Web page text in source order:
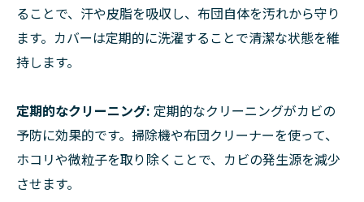
ることで、汗や皮脂を吸収し、布団自体を汚れから守り
ます。カバーは定期的に洗濯することで清潔な状態を維
持します。
定期的なクリーニング: 定期的なクリーニングがカビの
予防に効果的です。掃除機や布団クリーナーを使って、
ホコリや微粒子を取り除くことで、カビの発生源を減少
させます。